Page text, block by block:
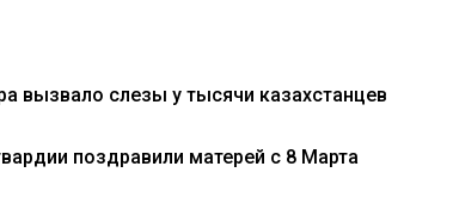
вызвало слезы у тысячи казахстанцев
поздравили матерей с 8 Марта